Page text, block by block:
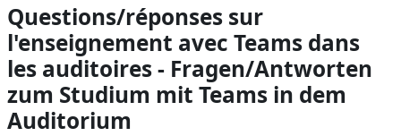
Questions/réponses sur
l'enseignement avec Teams dans
les auditoires - Fragen/Antworten
zum Studium mit Teams in dem
Auditorium